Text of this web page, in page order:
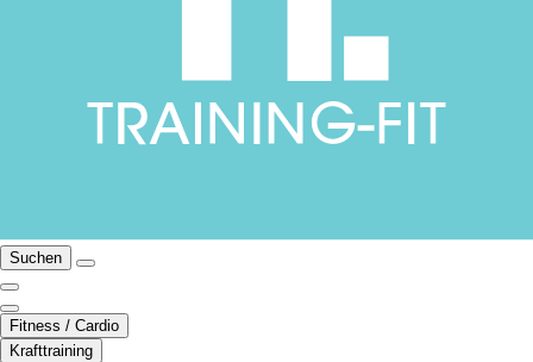
Suchen
Fitness / Cardio
Krafttraining